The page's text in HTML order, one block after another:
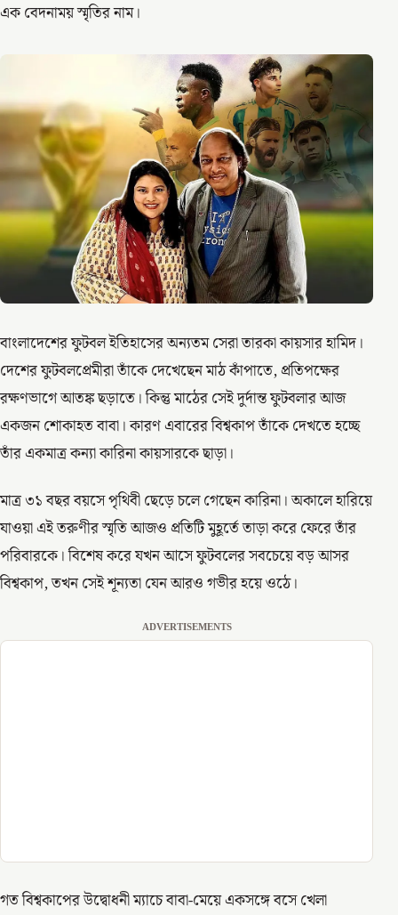
এক বেদনাময় স্মৃতির নাম।
বাংলাদেশের ফুটবল ইতিহাসের অন্যতম সেরা তারকা কায়সার হামিদ।
দেশের ফুটবলপ্রেমীরা তাঁকে দেখেছেন মাঠ কাঁপাতে, প্রতিপক্ষের
রক্ষণভাগে আতঙ্ক ছড়াতে। কিন্তু মাঠের সেই দুর্দান্ত ফুটবলার আজ
একজন শোকাহত বাবা। কারণ এবারের বিশ্বকাপ তাঁকে দেখতে হচ্ছে
তাঁর একমাত্র কন্যা কারিনা কায়সারকে ছাড়া।
মাত্র ৩১ বছর বয়সে পৃথিবী ছেড়ে চলে গেছেন কারিনা। অকালে হারিয়ে
যাওয়া এই তরুণীর স্মৃতি আজও প্রতিটি মুহূর্তে তাড়া করে ফেরে তাঁর
পরিবারকে। বিশেষ করে যখন আসে ফুটবলের সবচেয়ে বড় আসর
বিশ্বকাপ, তখন সেই শূন্যতা যেন আরও গভীর হয়ে ওঠে।
ADVERTISEMENTS
গত বিশ্বকাপের উদ্বোধনী ম্যাচে বাবা-মেয়ে একসঙ্গে বসে খেলা